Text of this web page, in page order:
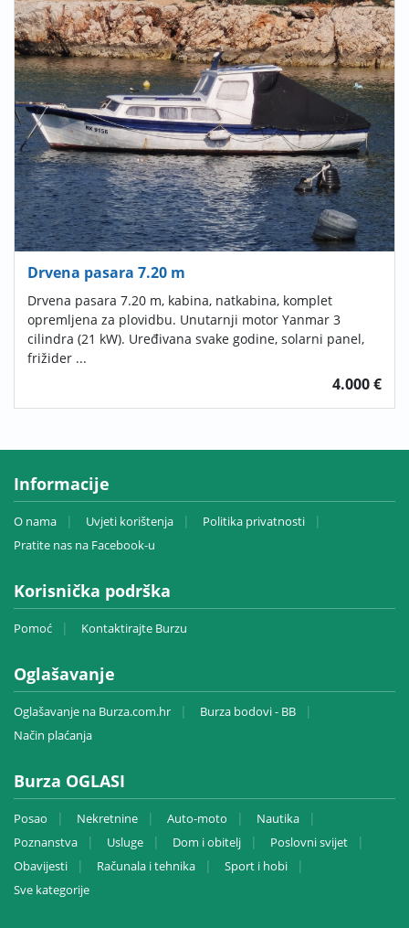
Drvena pasara 7.20 m
Drvena pasara 7.20 m, kabina, natkabina, komplet
opremljena za plovidbu. Unutarnji motor Yanmar 3
cilindra (21 kW). Uređivana svake godine, solarni panel,
frižider ...
4.000 €
Informacije
O nama Uvjeti korištenja
Politika privatnosti
Pratite nas na Facebook-u
Korisnička podrška
Pomoć Kontaktirajte Burzu
Oglašavanje
Oglašavanje na Burza.com.hr
Burza bodovi - BB
Način plaćanja
Burza OGLASI
Posao Nekretnine Auto-moto
Nautika
Poznanstva
Usluge Dom i obitelj
Poslovni svijet
Obavijesti
Računala i tehnika
Sport i hobi
Sve kategorije